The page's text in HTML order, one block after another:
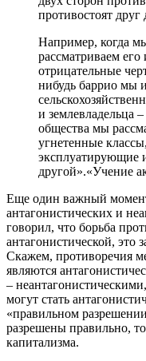
противостоят друг
Например, когда
рассматриваем
отрицательные
нибудь баррио мы
и землевладельца
общества мы
угнетенные
эксплуатирующие
другой».«Учение
Еще один важный
антагонистических и
говорил, что борьба
антагонистической, это
Скажем, противоречия
являются
–
могут стать
«правильном
разрешены правильно,
капитализма.